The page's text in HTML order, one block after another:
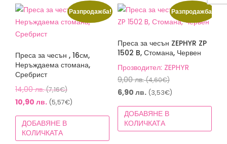
latest
Разпродажба!
Преса за чесън , 16см,
Неръждаема стомана,
Сребрист
14,00лв.(7,16€)Original
price
was:
10,90 лв. (5,57€)
цена
10,90 лв.
ДОБАВЯНЕ В
КОЛИЧКАТА
Разпродажба!
Преса за чесън ZEPHYR ZP
1502 B, Стомана, Червен
Прозводител: ZEPHYR
9,00лв.(4,60€)Original
price
was:
9,00 лв.
6,90 лв.(3,53€)Текущата
цена
6,90 лв.
ДОБАВЯНЕ В
КОЛИЧКАТА